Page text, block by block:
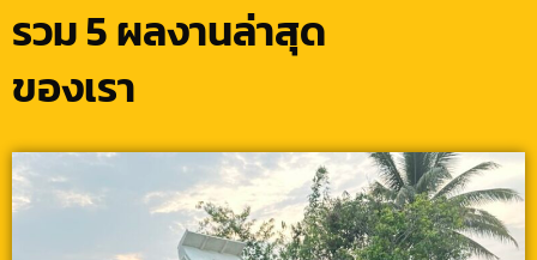
รวม 5 ผลงานล่าสุด
ของเรา